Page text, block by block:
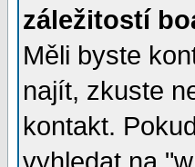
záležitostí
Měli byste
najít, zkuste
kontakt.